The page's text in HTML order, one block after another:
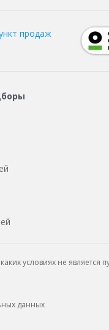
продаж
условиях не является
данных